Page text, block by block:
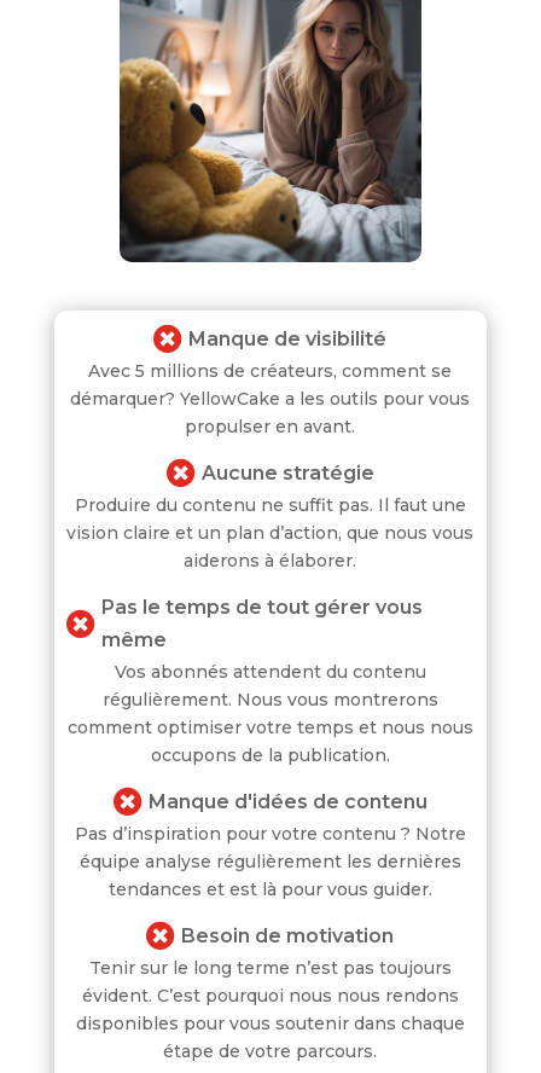
 Manque de visibilité
Avec 5 millions de créateurs, comment se
démarquer? YellowCake a les outils pour vous
propulser en avant.
 Aucune stratégie
Produire du contenu ne suffit pas. Il faut une
vision claire et un plan d’action, que nous vous
aiderons à élaborer.

Pas le temps de tout gérer vous
même
Vos abonnés attendent du contenu
régulièrement. Nous vous montrerons
comment optimiser votre temps et nous nous
occupons de la publication.
 Manque d'idées de contenu
Pas d’inspiration pour votre contenu ? Notre
équipe analyse régulièrement les dernières
tendances et est là pour vous guider.
 Besoin de motivation
Tenir sur le long terme n’est pas toujours
évident. C’est pourquoi nous nous rendons
disponibles pour vous soutenir dans chaque
étape de votre parcours.